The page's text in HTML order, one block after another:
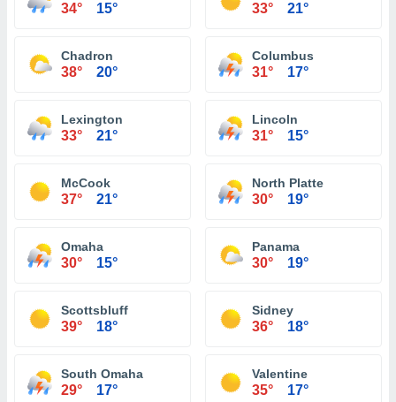
34° 15° 33° 21°
Chadron
38° 20°
Columbus
31° 17°
Lexington
33° 21°
Lincoln
31° 15°
McCook
37° 21°
North Platte
30° 19°
Omaha
30° 15°
Panama
30° 19°
Scottsbluff
39° 18°
Sidney
36° 18°
South Omaha
29° 17°
Valentine
35° 17°